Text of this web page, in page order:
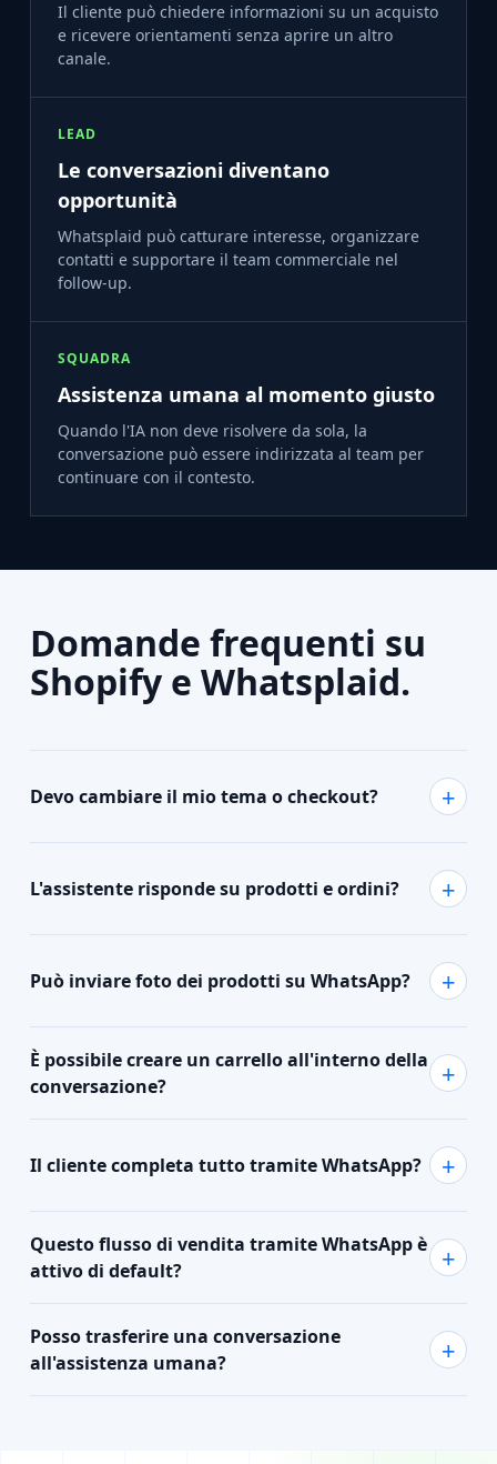
Il cliente può chiedere informazioni su un acquisto
e ricevere orientamenti senza aprire un altro
canale.
LEAD
Le conversazioni diventano
opportunità
Whatsplaid può catturare interesse, organizzare
contatti e supportare il team commerciale nel
follow-up.
SQUADRA
Assistenza umana al momento giusto
Quando l'IA non deve risolvere da sola, la
conversazione può essere indirizzata al team per
continuare con il contesto.
Domande frequenti su
Shopify e Whatsplaid.
Devo cambiare il mio tema o checkout?
L'assistente risponde su prodotti e ordini?
Può inviare foto dei prodotti su WhatsApp?
È possibile creare un carrello all'interno della
conversazione?
Il cliente completa tutto tramite WhatsApp?
Questo flusso di vendita tramite WhatsApp è
attivo di default?
Posso trasferire una conversazione
all'assistenza umana?